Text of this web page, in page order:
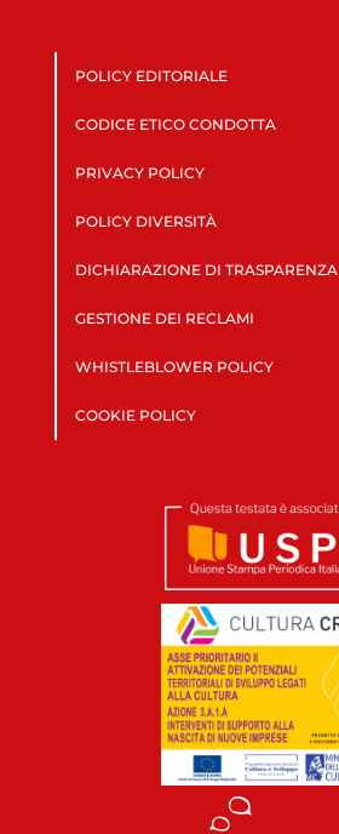
POLICY EDITORIALE
CODICE ETICO CONDOTTA
PRIVACY POLICY
POLICY DIVERSITÀ
DICHIARAZIONE DI TRASPARENZA
GESTIONE DEI RECLAMI
WHISTLEBLOWER POLICY
COOKIE POLICY